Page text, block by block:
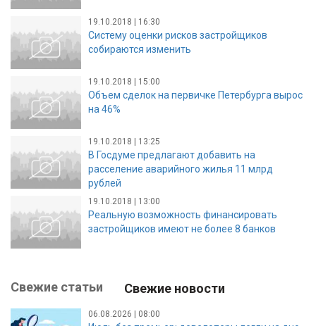
19.10.2018 | 16:30
Систему оценки рисков застройщиков
собираются изменить
19.10.2018 | 15:00
Объем сделок на первичке Петербурга вырос
на 46%
19.10.2018 | 13:25
В Госдуме предлагают добавить на
расселение аварийного жилья 11 млрд
рублей
19.10.2018 | 13:00
Реальную возможность финансировать
застройщиков имеют не более 8 банков
Свежие статьи Свежие новости
06.08.2026 | 08:00